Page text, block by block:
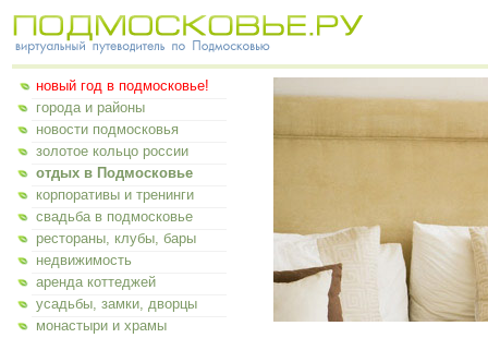
новый год в подмосковье!
города и районы
новости подмосковья
золотое кольцо россии
отдых в Подмосковье
корпоративы и тренинги
свадьба в подмосковье
рестораны, клубы, бары
недвижимость
аренда коттеджей
усадьбы, замки, дворцы
монастыри и храмы